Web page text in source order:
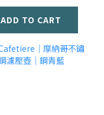
ADD TO CART